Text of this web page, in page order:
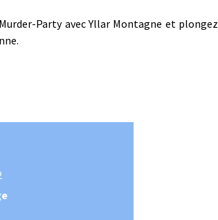
Party avec Yllar Montagne et plongez